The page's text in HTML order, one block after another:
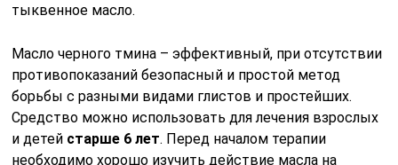
тыквенное масло.
Масло черного тмина – эффективный, при отсутствии
противопоказаний безопасный и простой метод
борьбы с разными видами глистов и простейших.
Средство можно использовать для лечения взрослых
и детей старше 6 лет. Перед началом терапии
необходимо хорошо изучить действие масла на